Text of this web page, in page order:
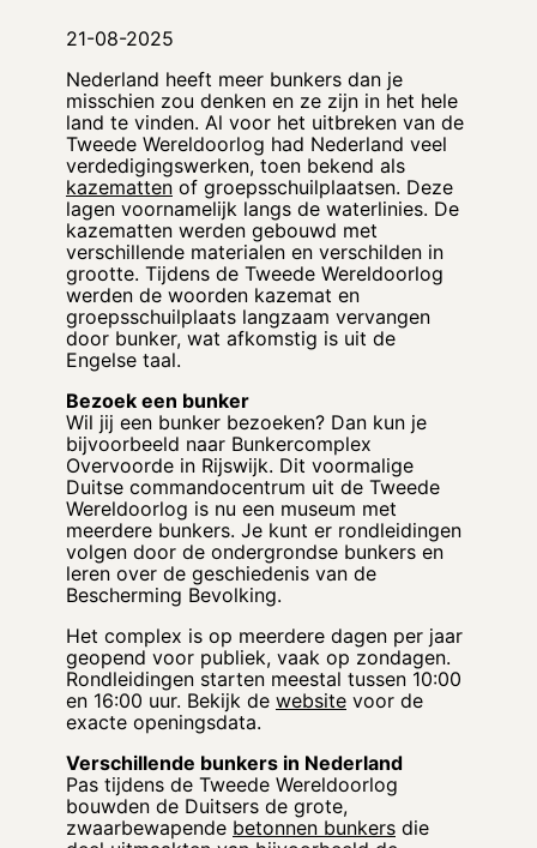
21-08-2025
Nederland heeft meer bunkers dan je
misschien zou denken en ze zijn in het hele
land te vinden. Al voor het uitbreken van de
Tweede Wereldoorlog had Nederland veel
verdedigingswerken, toen bekend als
kazematten of groepsschuilplaatsen. Deze
lagen voornamelijk langs de waterlinies. De
kazematten werden gebouwd met
verschillende materialen en verschilden in
grootte. Tijdens de Tweede Wereldoorlog
werden de woorden kazemat en
groepsschuilplaats langzaam vervangen
door bunker, wat afkomstig is uit de
Engelse taal.
Bezoek een bunker
Wil jij een bunker bezoeken? Dan kun je
bijvoorbeeld naar Bunkercomplex
Overvoorde in Rijswijk. Dit voormalige
Duitse commandocentrum uit de Tweede
Wereldoorlog is nu een museum met
meerdere bunkers. Je kunt er rondleidingen
volgen door de ondergrondse bunkers en
leren over de geschiedenis van de
Bescherming Bevolking.
Het complex is op meerdere dagen per jaar
geopend voor publiek, vaak op zondagen.
Rondleidingen starten meestal tussen 10:00
en 16:00 uur. Bekijk de website voor de
exacte openingsdata.
Verschillende bunkers in Nederland
Pas tijdens de Tweede Wereldoorlog
bouwden de Duitsers de grote,
zwaarbewapende betonnen bunkers die